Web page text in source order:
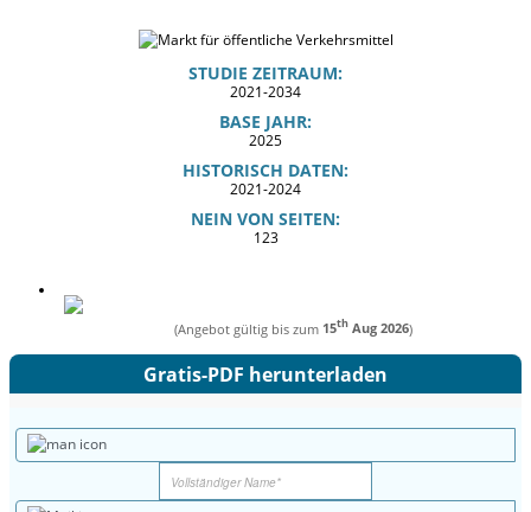
STUDIE ZEITRAUM:
2021-2034
BASE JAHR:
2025
HISTORISCH DATEN:
2021-2024
NEIN VON SEITEN:
123
(Angebot gültig bis zum 15thAug 2026)
Gratis-PDF herunterladen